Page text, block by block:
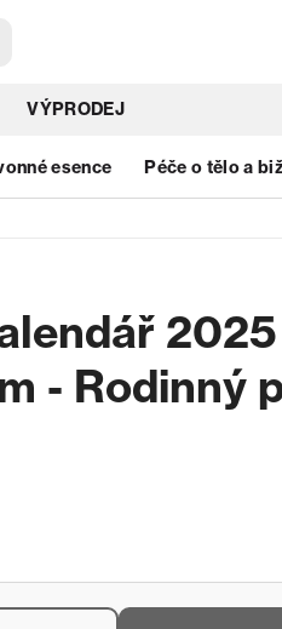
VÝPRODEJ
esence Péče o tělo a
- Rodinný